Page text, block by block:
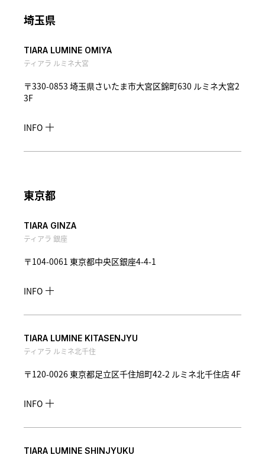
埼玉県
TIARA LUMINE OMIYA
ティアラ ルミネ大宮
〒330-0853 埼玉県さいたま市大宮区錦町630 ルミネ大宮2
3F
INFO
東京都
TIARA GINZA
ティアラ 銀座
〒104-0061 東京都中央区銀座4-4-1
INFO
TIARA LUMINE KITASENJYU
ティアラ ルミネ北千住
〒120-0026 東京都足立区千住旭町42-2 ルミネ北千住店 4F
INFO
TIARA LUMINE SHINJYUKU